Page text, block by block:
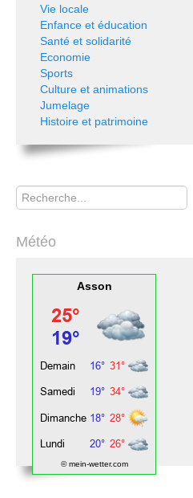
Vie locale
Enfance et éducation
Santé et solidarité
Economie
Sports
Culture et animations
Jumelage
Histoire et patrimoine
Rechercher
Météo
Asson
© mein-wetter.com